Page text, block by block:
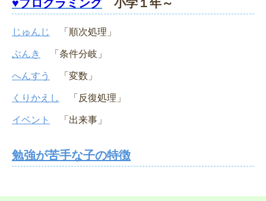
♥プログラミング小学１年～
じゅんじ 「順次処理」
ぶんき 「条件分岐」
へんすう 「変数」
くりかえし 「反復処理」
イベント 「出来事」
勉強が苦手な子の特徴